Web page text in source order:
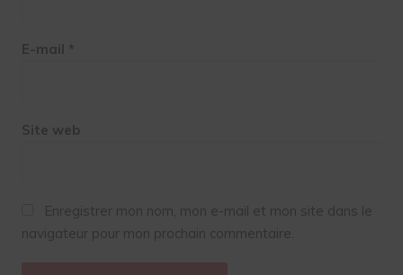
E-mail *
Site web
Enregistrer mon nom, mon e-mail et mon site dans le
navigateur pour mon prochain commentaire.